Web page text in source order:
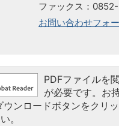
ファックス：
お問い合わせフォ
PDFファイルを
が必要です。お
ウンロードボタンをクリ
。